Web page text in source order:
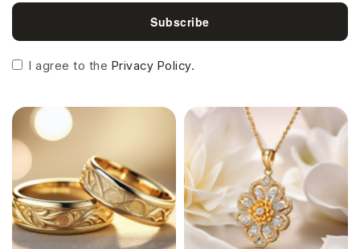
Subscribe
I agree to the Privacy Policy.